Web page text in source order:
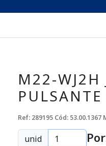
M22-WJ2H
Ref: 289195 Cód: 53.00.1367
unid